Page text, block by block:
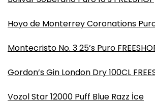
Hoyo de Monterrey Coronations Puro
Montecristo No. 3 25’s Puro
Gordon’s Gin London Dry 100CL
Vozol Star 12000 Puff Blue Razz İce